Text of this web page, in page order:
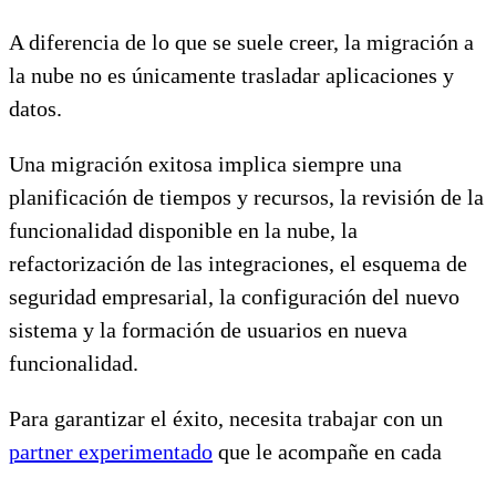
A diferencia de lo que se suele creer, la migración a
la nube no es únicamente trasladar aplicaciones y
datos.
Una migración exitosa implica siempre una
planificación de tiempos y recursos, la revisión de la
funcionalidad disponible en la nube, la
refactorización de las integraciones, el esquema de
seguridad empresarial, la configuración del nuevo
sistema y la formación de usuarios en nueva
funcionalidad.
Para garantizar el éxito, necesita trabajar con un
partner experimentado que le acompañe en cada